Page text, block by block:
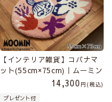
【インテリア雑貨】コバナマ
ット(55cm×75cm)｜ムーミン
14,300
税込
プレゼント付